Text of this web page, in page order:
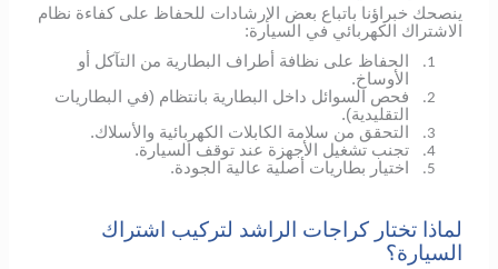
ينصحك خبراؤنا باتباع بعض الإرشادات للحفاظ على كفاءة نظام
الاشتراك الكهربائي في السيارة:
1.
الحفاظ على نظافة أطراف البطارية من التآكل أو
الأوساخ.
2.
فحص السوائل داخل البطارية بانتظام (في البطاريات
التقليدية).
3. التحقق من سلامة الكابلات الكهربائية والأسلاك.
4. تجنب تشغيل الأجهزة عند توقف السيارة.
5. اختيار بطاريات أصلية عالية الجودة.
لماذا تختار كراجات الراشد لتركيب اشتراك
السيارة؟